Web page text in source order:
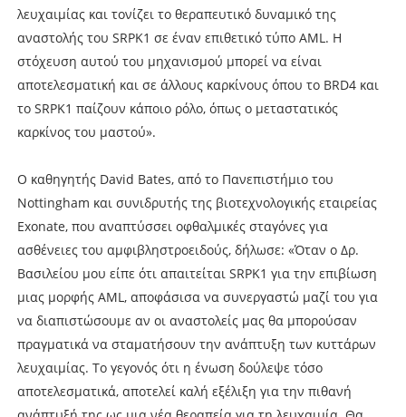
λευχαιμίας και τονίζει το θεραπευτικό δυναμικό της
αναστολής του SRPK1 σε έναν επιθετικό τύπο AML. Η
στόχευση αυτού του μηχανισμού μπορεί να είναι
αποτελεσματική και σε άλλους καρκίνους όπου το BRD4 και
το SRPK1 παίζουν κάποιο ρόλο, όπως ο μεταστατικός
καρκίνος του μαστού».
Ο καθηγητής David Bates, από το Πανεπιστήμιο του
Nottingham και συνιδρυτής της βιοτεχνολογικής εταιρείας
Exonate, που αναπτύσσει οφθαλμικές σταγόνες για
ασθένειες του αμφιβληστροειδούς, δήλωσε: «Όταν ο Δρ.
Βασιλείου μου είπε ότι απαιτείται SRPK1 για την επιβίωση
μιας μορφής AML, αποφάσισα να συνεργαστώ μαζί του για
να διαπιστώσουμε αν οι αναστολείς μας θα μπορούσαν
πραγματικά να σταματήσουν την ανάπτυξη των κυττάρων
λευχαιμίας. Το γεγονός ότι η ένωση δούλεψε τόσο
αποτελεσματικά, αποτελεί καλή εξέλιξη για την πιθανή